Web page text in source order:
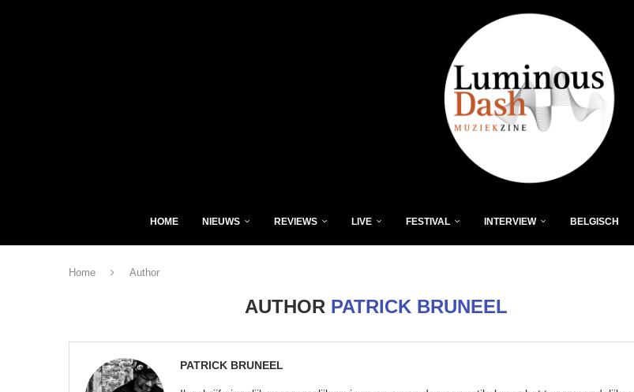
HOME NIEUWS REVIEWS LIVE FESTIVAL INTERVIEW BELGISCH
Home Author
AUTHOR PATRICK BRUNEEL
PATRICK BRUNEEL